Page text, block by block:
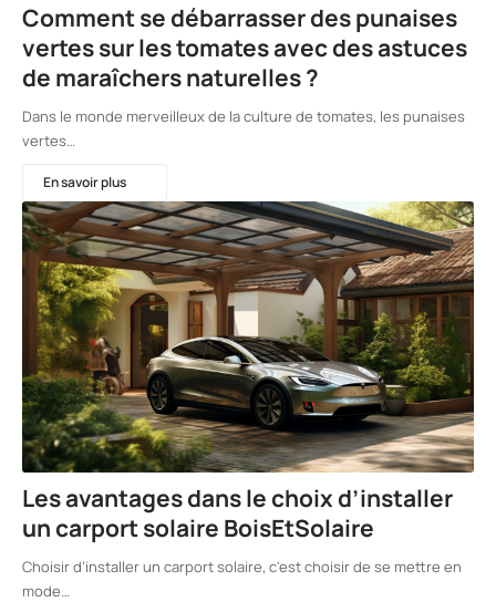
Comment se débarrasser des punaises
vertes sur les tomates avec des astuces
de maraîchers naturelles ?
Dans le monde merveilleux de la culture de tomates, les punaises
vertes…
En savoir plus
Les avantages dans le choix d’installer
un carport solaire BoisEtSolaire
Choisir d’installer un carport solaire, c'est choisir de se mettre en
mode…